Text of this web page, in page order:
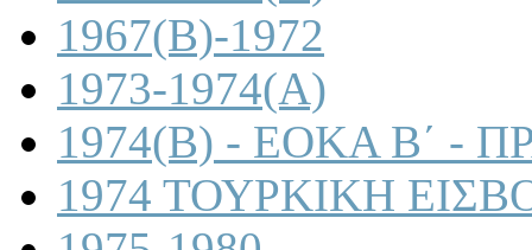
1967(B)-1972
1973-1974(A)
1974(B) - ΕΟΚΑ Β΄ -
1974 ΤΟΥΡΚΙΚΗ